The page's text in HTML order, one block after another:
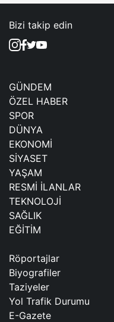
Bizi takip edin
GÜNDEM
ÖZEL HABER
SPOR
DÜNYA
EKONOMİ
SİYASET
YAŞAM
RESMİ İLANLAR
TEKNOLOJİ
SAĞLIK
EĞİTİM
Röportajlar
Biyografiler
Taziyeler
Yol Trafik Durumu
E-Gazete